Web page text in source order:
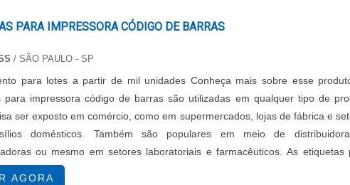
PARA IMPRESSORA CÓDIGO DE BARRAS
/ SÃO PAULO - SP
lotes a partir de mil unidades Conheça mais sobre esse produto As
para impressora código de barras são utilizadas em qualquer tipo de
ser exposto em comércio, como em supermercados, lojas de fábrica e
domésticos. Também são populares em meio de
ou mesmo em setores laboratoriais e farmacêuticos. As etiquetas
de código de barras sã....
AGORA